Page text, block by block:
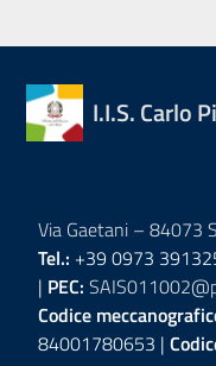
I.I.S. Carlo
Via Gaetani – 84073
Tel.: +39 0973
| PEC:
Codice
84001780653 |